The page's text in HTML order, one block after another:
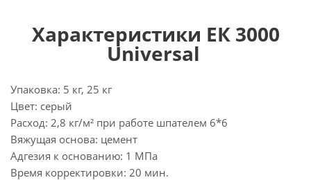
Характеристики ЕК 3000
Universal
Упаковка: 5 кг, 25 кг
Цвет: серый
Расход: 2,8 кг/м² при работе шпателем 6*6
Вяжущая основа: цемент
Адгезия к основанию: 1 МПа
Время корректировки: 20 мин.